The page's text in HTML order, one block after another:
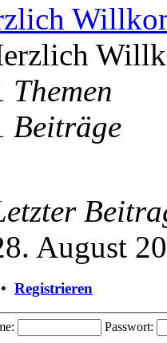
Themen
Beiträge
August
• Registrieren
Passwort: